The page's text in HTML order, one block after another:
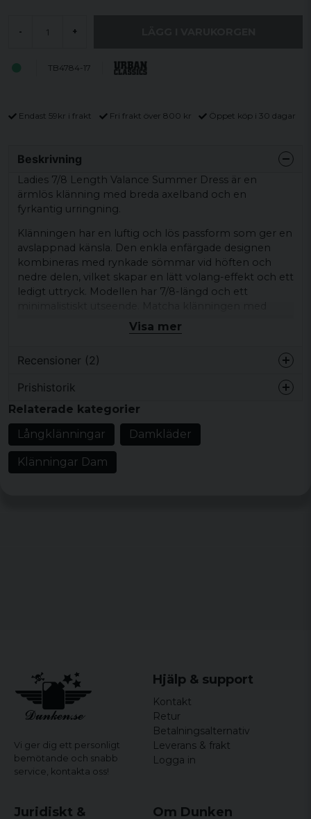
- +
TB4784-17
Endast 59kr i frakt Fri frakt över 800 kr Öppet köp i 30 dagar
Beskrivning
Ladies 7/8 Length Valance Summer Dress är en
ärmlös klänning med breda axelband och en
fyrkantig urringning.
Klänningen har en luftig och lös passform som ger en
avslappnad känsla. Den enkla enfärgade designen
kombineras med rynkade sömmar vid höften och
nedre delen, vilket skapar en lätt volang-effekt och ett
ledigt uttryck. Modellen har 7/8-längd och ett
boots, sneakers eller en skinnjacka för en vardaglig
stil, eller addera accessoarer för en mer uppklädd look.
Passar lika bra till vardag som till middag.
Produkttyp:
Design/detaljer:Breda axelband, fyrkantig
urringning, rynkade sömmar, 7/8-längd, lös
passform
Mönster/motiv: enfärgad design
Visa mer
Recensioner (2)
för 1 månad sedan
Susane
för 3 år sedan
Prishistorik
Relaterade kategorier
Långklänningar
Damkläder
Klänningar Dam
Vi ger dig ett personligt
bemötande och snabb
service, kontakta oss!
Hjälp & support
Kontakt
Retur
Betalningsalternativ
Leverans & frakt
Logga in
Juridiskt & Om Dunken